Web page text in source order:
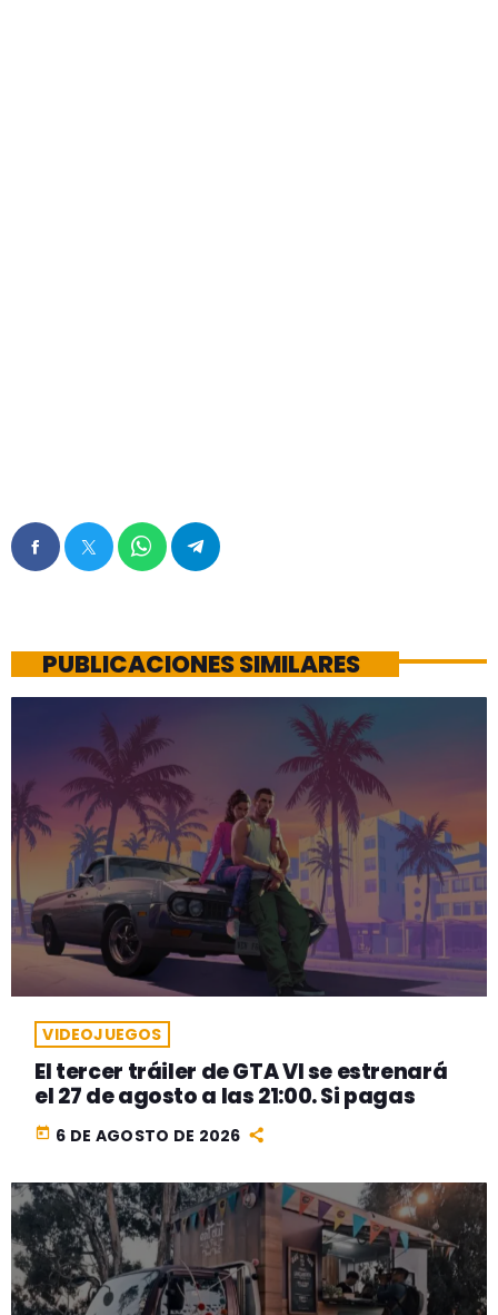
PUBLICACIONES SIMILARES
VIDEOJUEGOS
El tercer tráiler de GTA VI se estrenará
el 27 de agosto a las 21:00. Si pagas
today 6 DE AGOSTO DE 2026